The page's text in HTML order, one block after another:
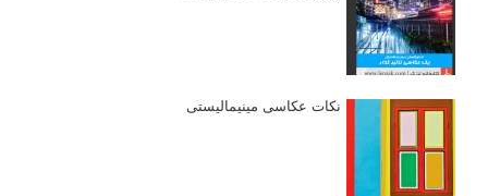
نکات عکاسی مینیمالیستی